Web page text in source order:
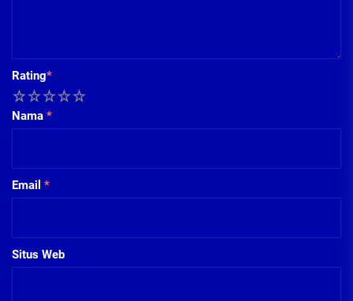
Rating*
5
4
3
2
Nama *
Email *
Situs Web